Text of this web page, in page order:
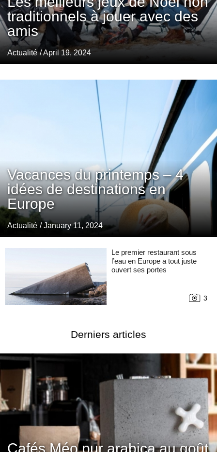
traditionnels à jouer avec des
amis
Actualité / April 19, 2024
Vacances du printemps – 4
idées de destinations en
Europe
Actualité / January 11, 2024
Le premier restaurant sous
l’eau en Europe a tout juste
ouvert ses portes
3
Derniers articles
Cafés Méo pur arabica au goût